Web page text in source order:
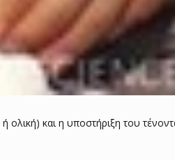
ολική) και η υποστήριξη του